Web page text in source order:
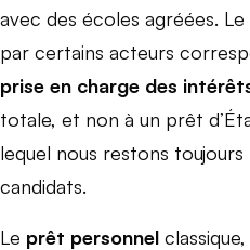
avec des écoles agréées.
par certains acteurs
prise en charge des
totale, et non à un prêt
lequel nous restons
candidats.
Le prêt personnel